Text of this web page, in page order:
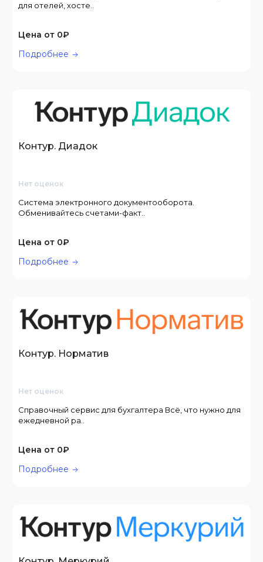
для отелей, хосте..
Цена от 0₽
Подробнее
Контур. Диадок
Нет оценок
Система электронного документооборота.
Обменивайтесь счетами-факт..
Цена от 0₽
Подробнее
Контур. Норматив
Нет оценок
Справочный сервис для бухгалтера Всё, что нужно для
ежедневной ра..
Цена от 0₽
Подробнее